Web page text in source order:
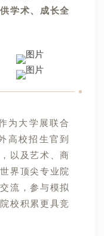
学术、成长全
为大学展联合
高校招生官到
以及艺术、商
界顶尖专业院
流，参与模拟
校积累更具竞